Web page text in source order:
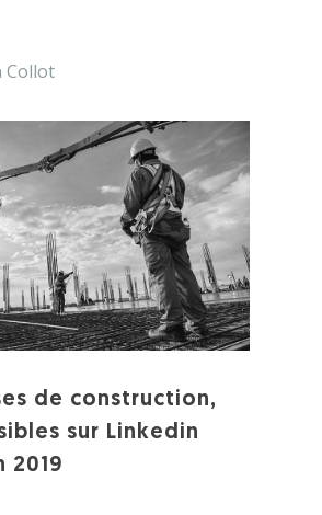
Collot
de construction,
sur Linkedin
2019